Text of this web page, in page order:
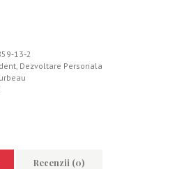
13-2
, Dezvoltare Personala
Recenzii (0)